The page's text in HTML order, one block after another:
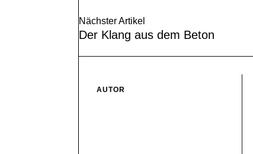
Nächster Artikel
Der Klang aus dem Beton
AUTOR